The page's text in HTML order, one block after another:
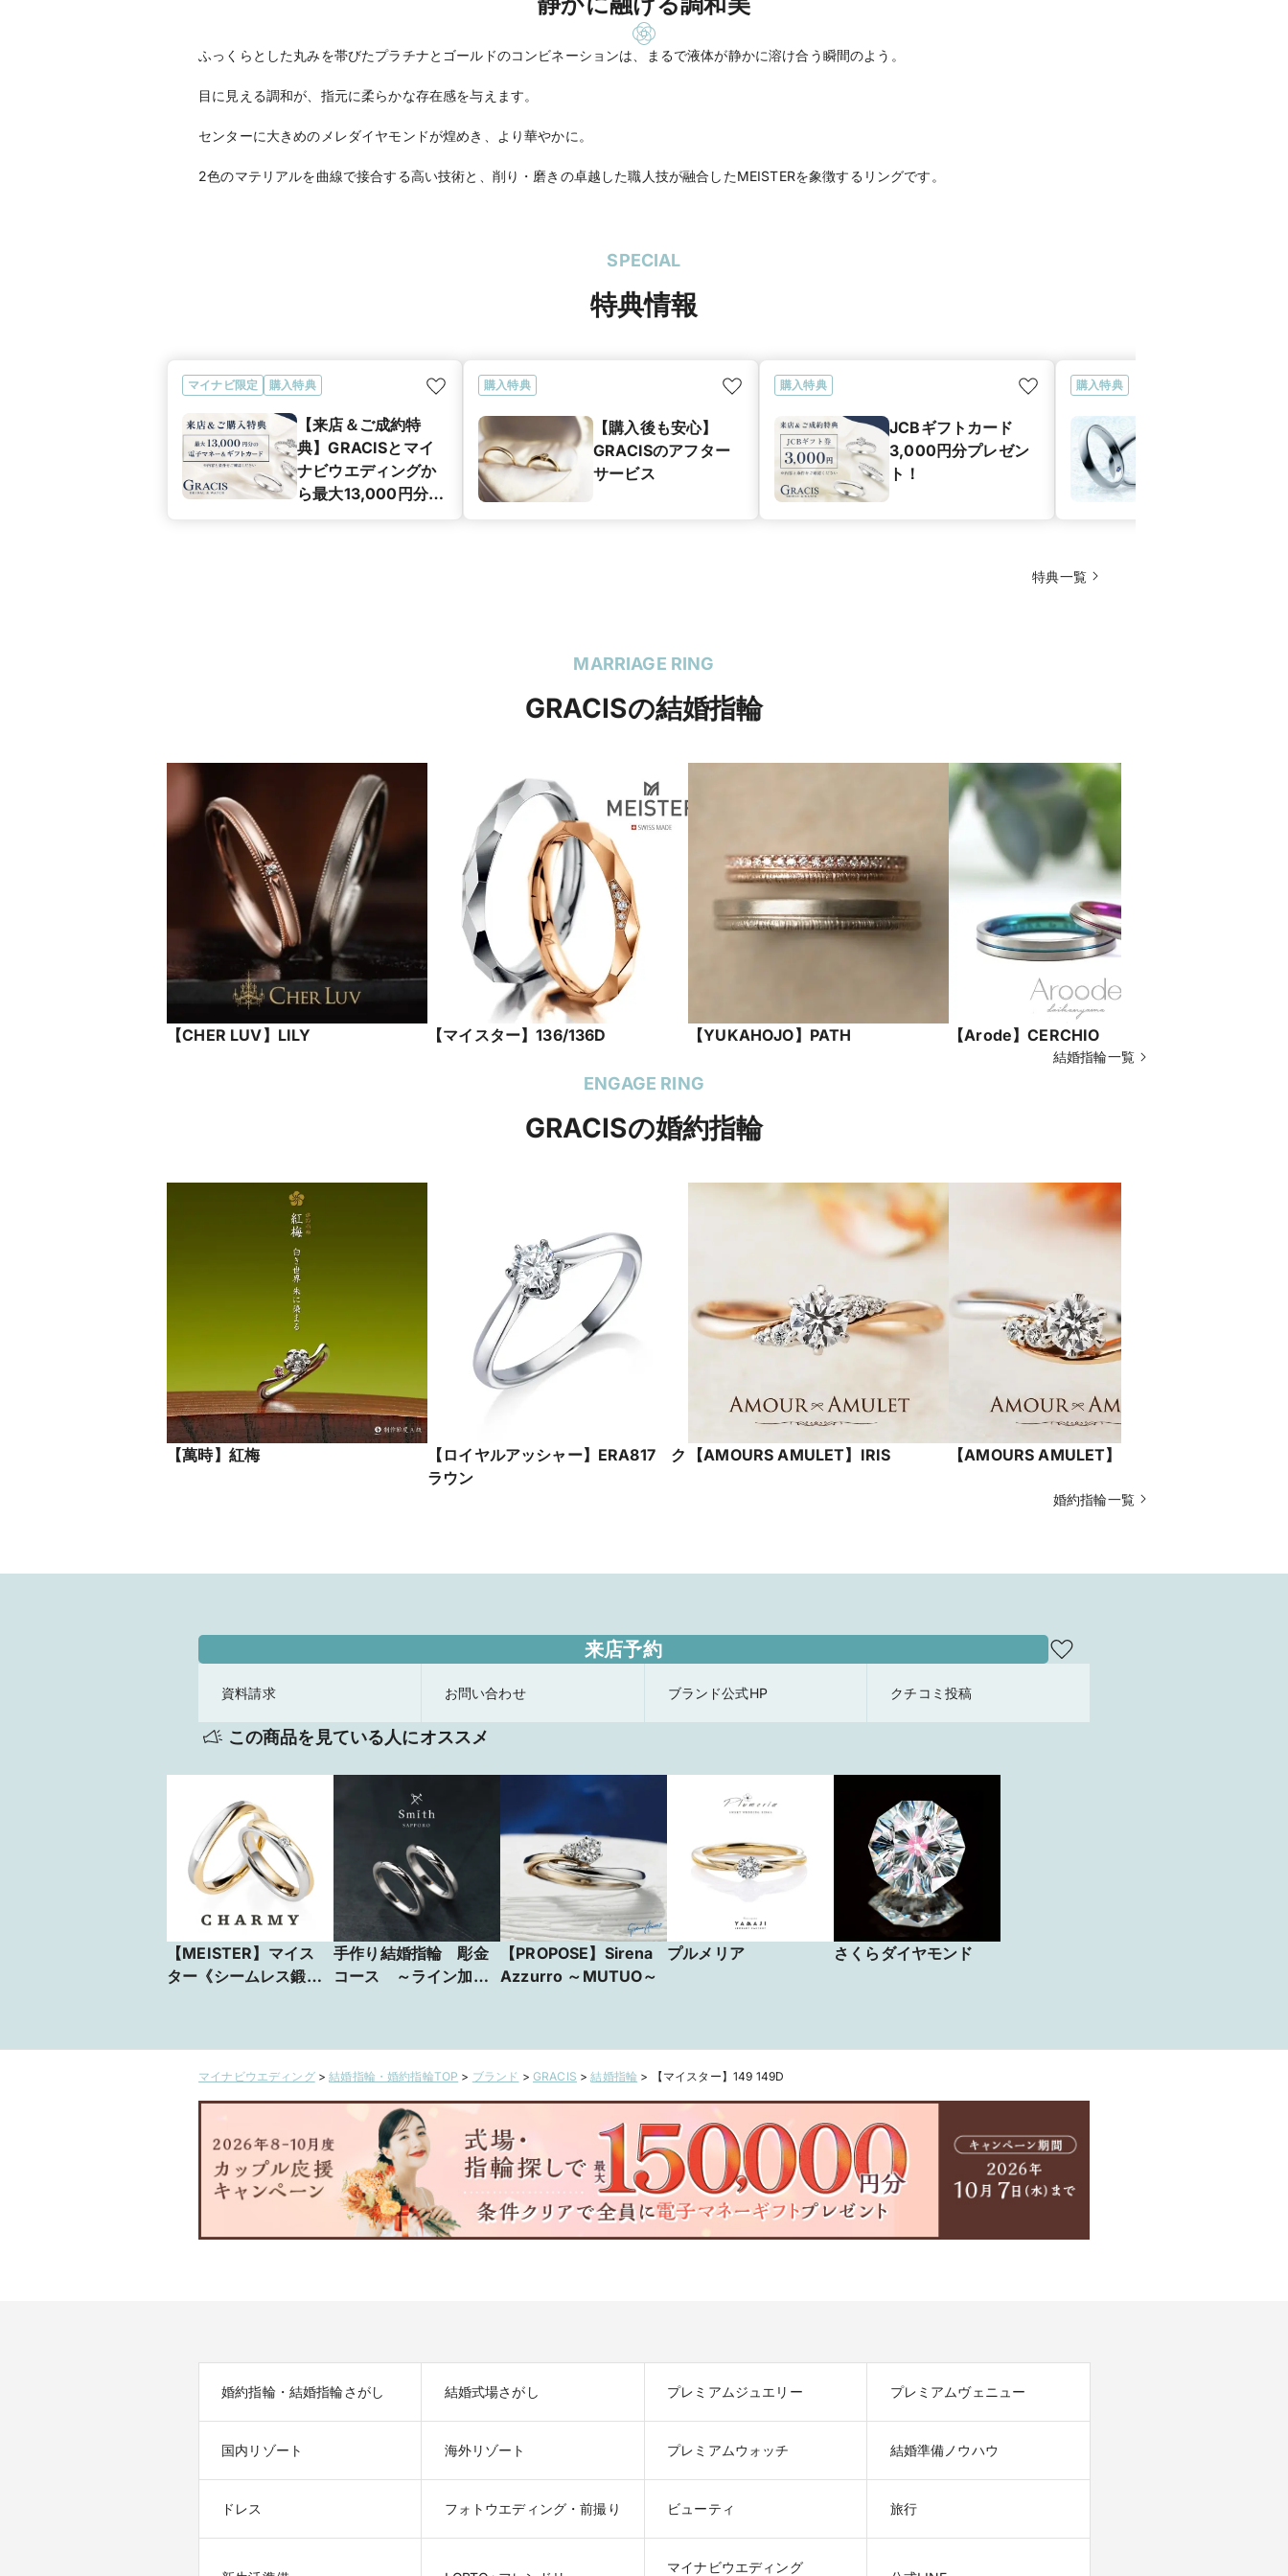
ふっくらとした丸みを帯びたプラチナとゴールドのコンビネーションは、まるで液体が静かに溶け合う瞬間のよう。
目に見える調和が、指元に柔らかな存在感を与えます。
センターに大きめのメレダイヤモンドが煌めき、より華やかに。
SPECIAL
特典情報
マイナビ限定 購入特典
【来店＆ご成約特
典】GRACISとマイ
ナビウエディングか
ら最大13,000円分を
購入特典
【購入後も安心】
GRACISのアフター
サービス
購入特典
JCBギフトカード
3,000円分プレゼン
ト！
購入特典
特典一覧
MARRIAGE RING
GRACISの結婚指輪
【CHER LUV】LILY 【マイスター】136/136D 【YUKAHOJO】PATH 【Arode】CERCHIO
結婚指輪一覧
ENGAGE RING
GRACISの婚約指輪
【萬時】紅梅
【ロイヤルアッシャー】ERA817 ク
ラウン
【AMOURS AMULET】IRIS 【AMOURS AMULET】BONHEUR
婚約指輪一覧
来店予約
資料請求 お問い合わせ ブランド公式HP クチコミ投稿
この商品を見ている人にオススメ
【MEISTER】マイス
ター《シームレス鍛造
手作り結婚指輪 彫金
コース ～ライン加工
【PROPOSE】Sirena
Azzurro ～MUTUO～
プルメリア さくらダイヤモンド
マイナビウエディング>結婚指輪・婚約指輪TOP > ブランド > GRACIS >結婚指輪 > 【マイスター】149 149D
婚約指輪・結婚指輪さがし 結婚式場さがし プレミアムジュエリー プレミアムヴェニュー
国内リゾート 海外リゾート プレミアムウォッチ 結婚準備ノウハウ
ドレス フォトウエディング・前撮り ビューティ 旅行
マイナビウエディング